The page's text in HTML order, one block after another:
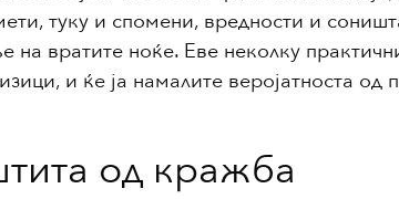
туку и спомени, вредности и
на вратите ноќе. Еве неколку
и ќе ја намалите веројатноста од
од кражба